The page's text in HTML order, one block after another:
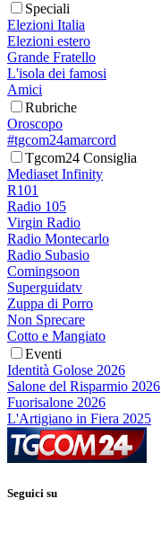
Speciali
Elezioni Italia
Elezioni estero
Grande Fratello
L'isola dei famosi
Amici
Rubriche
Oroscopo
#tgcom24amarcord
Tgcom24 Consiglia
Mediaset Infinity
R101
Radio 105
Virgin Radio
Radio Montecarlo
Radio Subasio
Comingsoon
Superguidatv
Zuppa di Porro
Non Sprecare
Cotto e Mangiato
Eventi
Identità Golose 2026
Salone del Risparmio 2026
Fuorisalone 2026
L'Artigiano in Fiera 2025
Seguici su